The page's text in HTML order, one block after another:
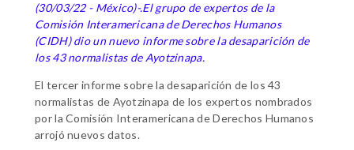
(30/03/22 - México)-.El grupo de expertos de la
Comisión Interamericana de Derechos Humanos
(CIDH) dio un nuevo informe sobre la desaparición de
los 43 normalistas de Ayotzinapa.
El tercer informe sobre la desaparición de los 43
normalistas de Ayotzinapa de los expertos nombrados
por la Comisión Interamericana de Derechos Humanos
arrojó nuevos datos.